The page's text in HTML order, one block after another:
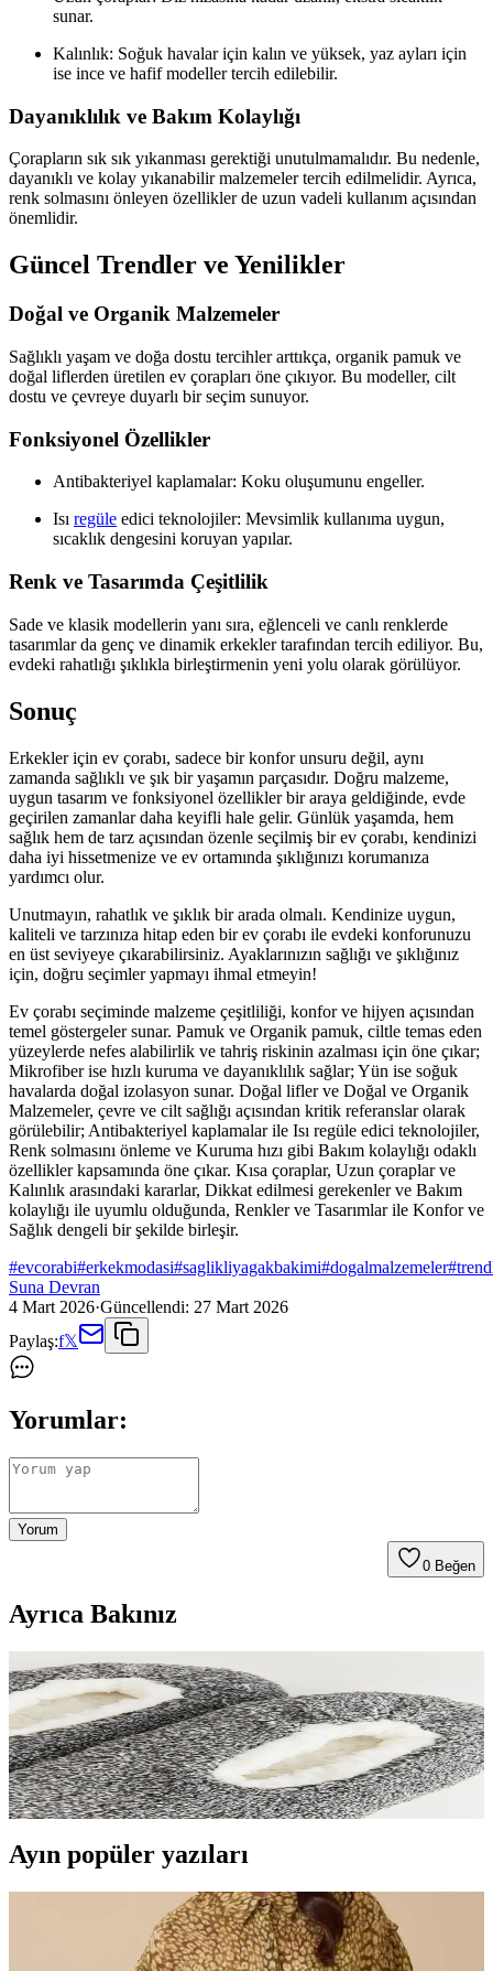
sunar.
Kalınlık: Soğuk havalar için kalın ve yüksek, yaz ayları için
ise ince ve hafif modeller tercih edilebilir.
Dayanıklılık ve Bakım Kolaylığı
Çorapların sık sık yıkanması gerektiği unutulmamalıdır. Bu nedenle,
dayanıklı ve kolay yıkanabilir malzemeler tercih edilmelidir. Ayrıca,
renk solmasını önleyen özellikler de uzun vadeli kullanım açısından
önemlidir.
Güncel Trendler ve Yenilikler
Doğal ve Organik Malzemeler
Sağlıklı yaşam ve doğa dostu tercihler arttıkça, organik pamuk ve
doğal liflerden üretilen ev çorapları öne çıkıyor. Bu modeller, cilt
dostu ve çevreye duyarlı bir seçim sunuyor.
Fonksiyonel Özellikler
Antibakteriyel kaplamalar: Koku oluşumunu engeller.
Isı regüle edici teknolojiler: Mevsimlik kullanıma uygun,
sıcaklık dengesini koruyan yapılar.
Renk ve Tasarımda Çeşitlilik
Sade ve klasik modellerin yanı sıra, eğlenceli ve canlı renklerde
tasarımlar da genç ve dinamik erkekler tarafından tercih ediliyor. Bu,
evdeki rahatlığı şıklıkla birleştirmenin yeni yolu olarak görülüyor.
Sonuç
Erkekler için ev çorabı, sadece bir konfor unsuru değil, aynı
zamanda sağlıklı ve şık bir yaşamın parçasıdır. Doğru malzeme,
uygun tasarım ve fonksiyonel özellikler bir araya geldiğinde, evde
geçirilen zamanlar daha keyifli hale gelir. Günlük yaşamda, hem
sağlık hem de tarz açısından özenle seçilmiş bir ev çorabı, kendinizi
daha iyi hissetmenize ve ev ortamında şıklığınızı korumanıza
yardımcı olur.
Unutmayın, rahatlık ve şıklık bir arada olmalı. Kendinize uygun,
kaliteli ve tarzınıza hitap eden bir ev çorabı ile evdeki konforunuzu
en üst seviyeye çıkarabilirsiniz. Ayaklarınızın sağlığı ve şıklığınız
için, doğru seçimler yapmayı ihmal etmeyin!
Ev çorabı seçiminde malzeme çeşitliliği, konfor ve hijyen açısından
temel göstergeler sunar. Pamuk ve Organik pamuk, ciltle temas eden
yüzeylerde nefes alabilirlik ve tahriş riskinin azalması için öne çıkar;
Mikrofiber ise hızlı kuruma ve dayanıklılık sağlar; Yün ise soğuk
havalarda doğal izolasyon sunar. Doğal lifler ve Doğal ve Organik
Malzemeler, çevre ve cilt sağlığı açısından kritik referanslar olarak
görülebilir; Antibakteriyel kaplamalar ile Isı regüle edici teknolojiler,
Renk solmasını önleme ve Kuruma hızı gibi Bakım kolaylığı odaklı
özellikler kapsamında öne çıkar. Kısa çoraplar, Uzun çoraplar ve
Kalınlık arasındaki kararlar, Dikkat edilmesi gerekenler ve Bakım
kolaylığı ile uyumlu olduğunda, Renkler ve Tasarımlar ile Konfor ve
Sağlık dengeli bir şekilde birleşir.
#evcorabi#erkekmodasi#saglikliyagakbakimi#dogalmalzemeler#
Suna Devran
4 Mart 2026·Güncellendi: 27 Mart 2026
Paylaş:f𝕏
Yorumlar:
Yorum
0 Beğen
Ayrıca Bakınız
Erkekler İçin Ev Çorabı Seçimi: Konfor, Sağlık ve
Şıklık İçin İpuçları
Erkekler için ev çorabı, konfor, sağlık ve şıklığı bir arada sunar.
Malzeme, tasarım ve trendler hakkında detaylar ile en uygun seçimi
yapabilirsiniz.
Ayın popüler yazıları